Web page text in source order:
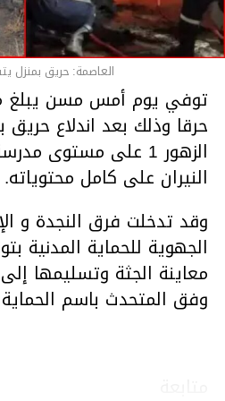
العاصمة: حريق
حرقا وذلك بعد اندلاع
الزهور 1 على مستوى
النيران على كامل محتوياته.
وقد تدخلت فرق النجدة و
الجهوية للحماية المدنية
معاينة الجثة وتسليمها
وفق المتحدث باسم الحماية